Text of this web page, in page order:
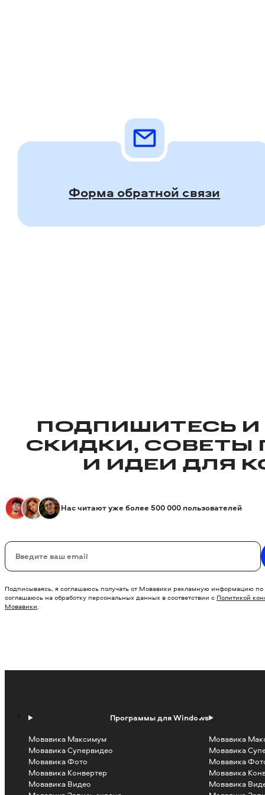
Форма обратной связи
ПОДПИШИТЕСЬ И
СКИДКИ, СОВЕТЫ
И ИДЕИ ДЛЯ
Нас читают уже более 500 000 пользователей
Ваш email
Подписываясь, я соглашаюсь получать от Мовавики рекламную информацию по
соглашаюсь на обработку персональных данных в соответствии с Политикой
Мовавики.
Программы для Windows
Мовавика Максимум
Мовавика Супервидео
Мовавика Фото
Мовавика Конвертер
Мовавика Видео
Мовавика
Мовавика
Мовавика
Мовавика
Мовавика